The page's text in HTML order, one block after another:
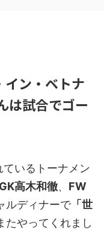
イン・ベトナ
は試合でゴー
いるトーナメン
GK高木和徹、 FW
ルディナーで「世
たやってくれまし